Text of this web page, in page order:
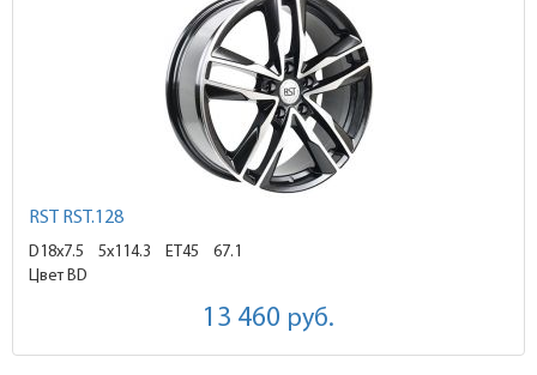
RST RST.128
D18x7.5 5x114.3 ET45
67.1
Цвет BD
13 460 руб.